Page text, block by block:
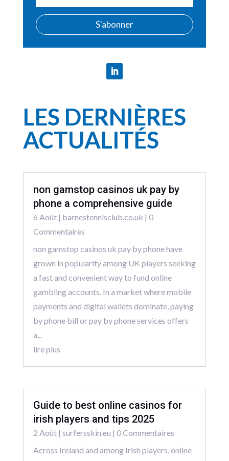
S'abonner
LES DERNIÈRES
ACTUALITÉS
non gamstop casinos uk pay by
phone a comprehensive guide
6 Août| barnestennisclub.co.uk | 0
Commentaires
non gamstop casinos uk pay by phone have
grown in popularity among UK players seeking
a fast and convenient way to fund online
gambling accounts. In a market where mobile
payments and digital wallets dominate, paying
by phone bill or pay by phone services offers
a...
lire plus
Guide to best online casinos for
irish players and tips 2025
2 Août| surfersskin.eu | 0 Commentaires
Across Ireland and among Irish players, online